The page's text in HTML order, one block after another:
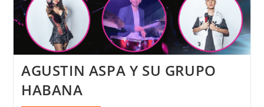
AGUSTIN ASPA Y SU GRUPO
HABANA